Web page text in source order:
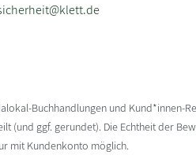
Buchhandlungen und Kund*innen-
(und ggf. gerundet). Die Echtheit der
mit Kundenkonto möglich.